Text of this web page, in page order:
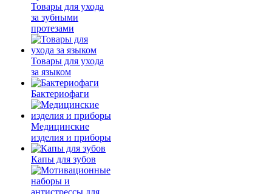
Товары для ухода
за зубными
протезами
Товары для ухода
за языком
Бактериофаги
Медицинские
изделия и приборы
Капы для зубов